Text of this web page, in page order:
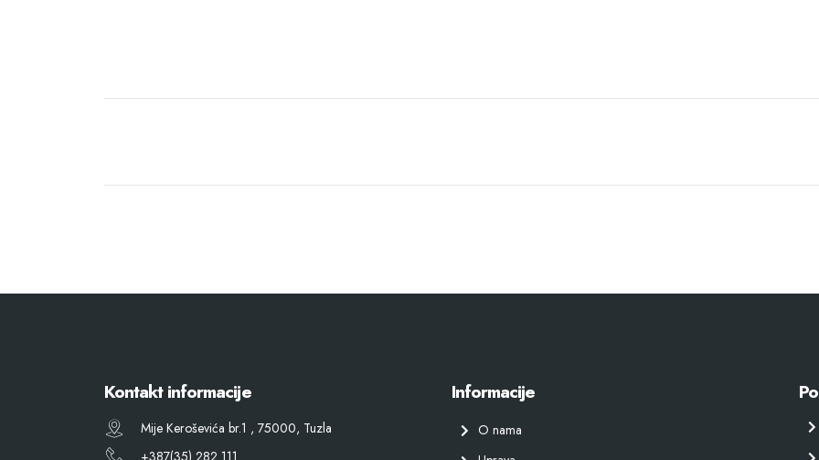
Kontakt informacije
Mije Keroševića br.1 , 75000, Tuzla
+387(35) 282 111
Informacije
O nama